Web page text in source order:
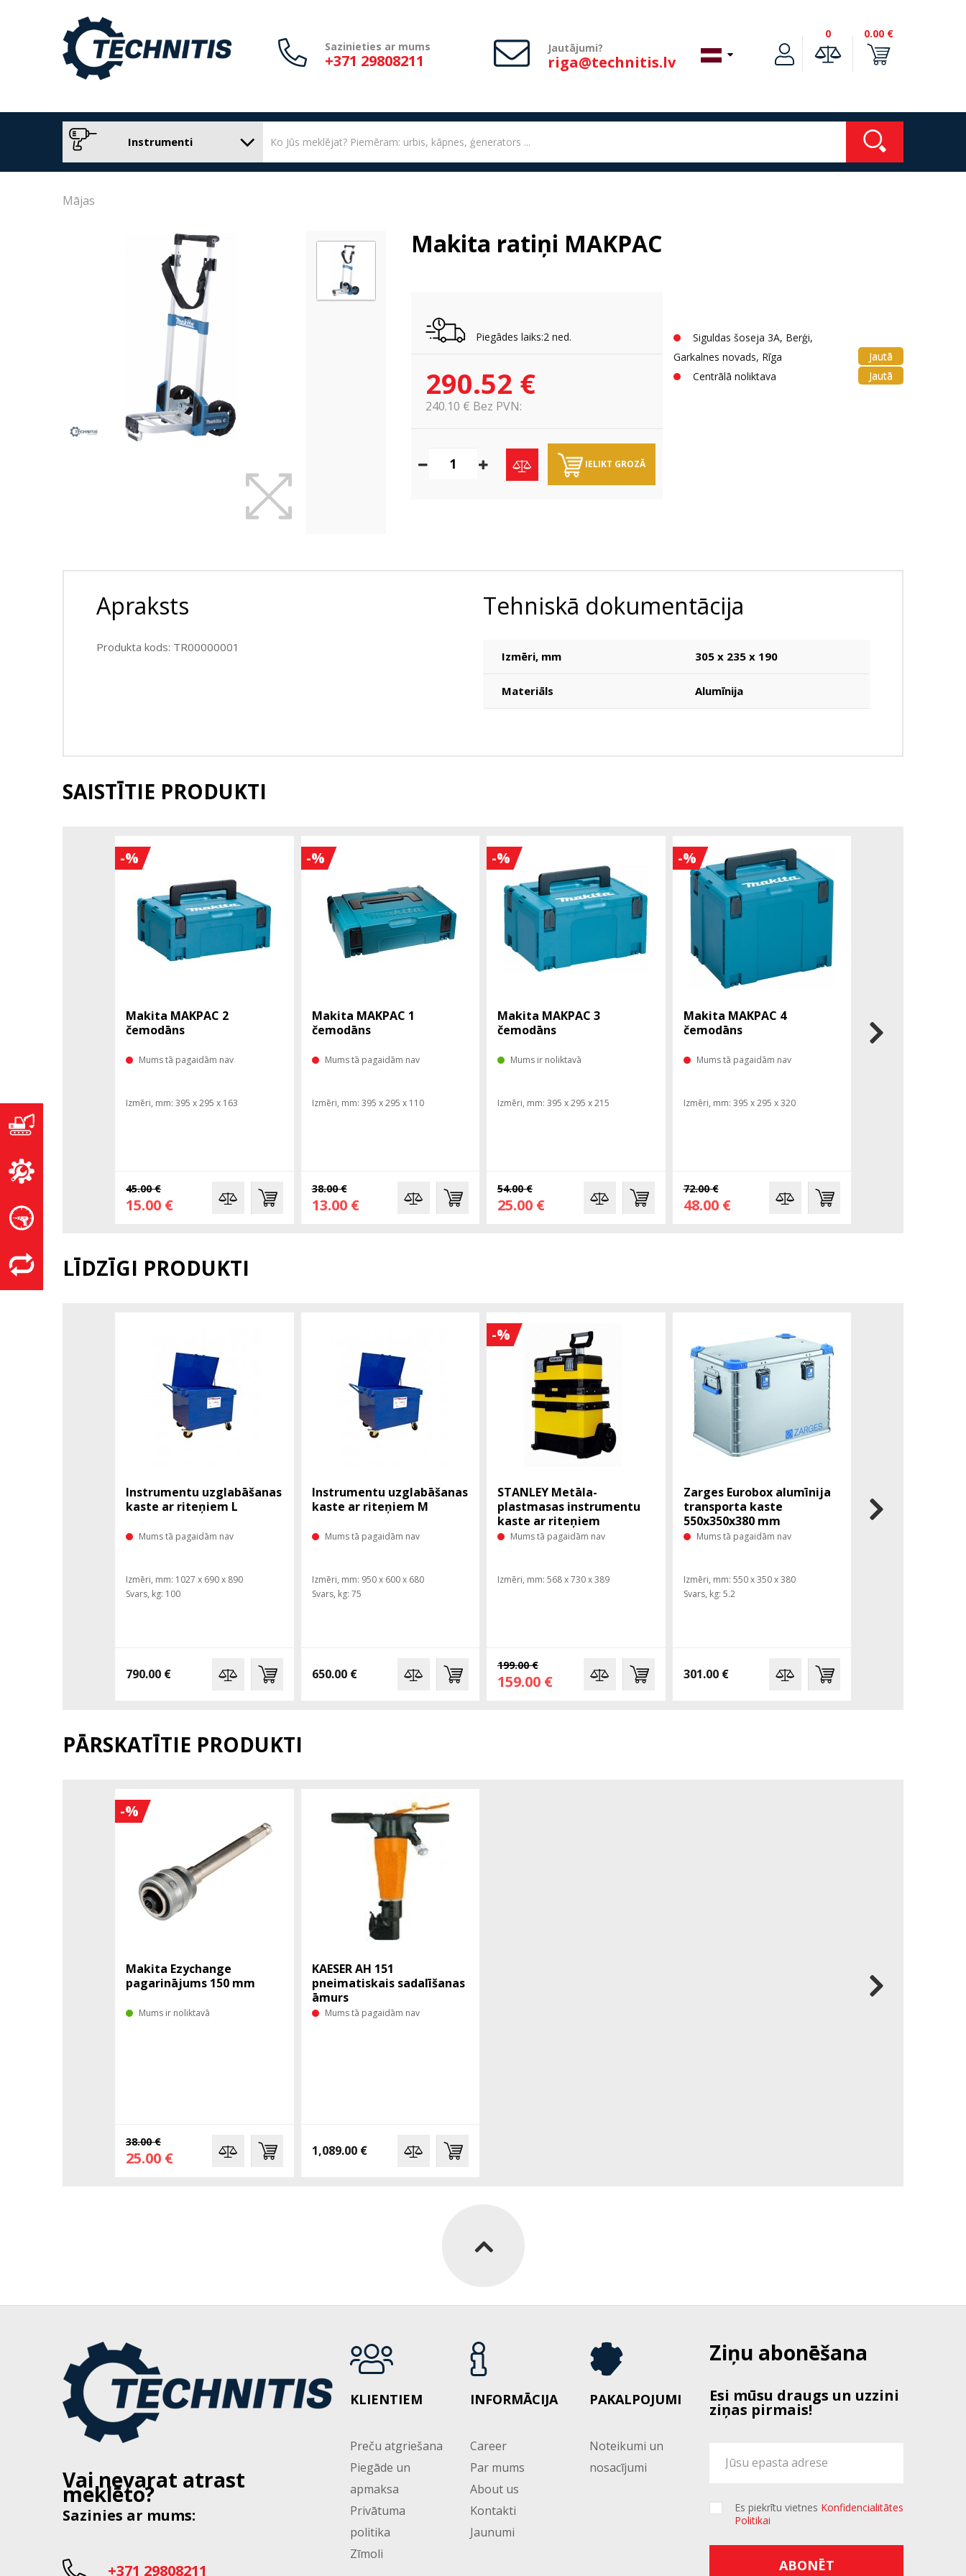
Sazinieties ar mums
+371 29808211
Jautājumi?
riga@technitis.lv
0 0.00 €
Instrumenti
Mājas
Makita ratiņi MAKPAC
Piegādes laiks:2 ned.
290.52 €
240.10 € Bez PVN:
IELIKT GROZĀ
Siguldas šoseja 3A, Berģi,
Garkalnes novads, Rīga
Jautā
Centrālā noliktava
Jautā
Apraksts
Produkta kods: TR00000001
Tehniskā dokumentācija
Izmēri, mm 305 x 235 x 190
Materiāls Alumīnija
SAISTĪTIE PRODUKTI
-%
Makita MAKPAC 2
čemodāns
Mums tā pagaidām nav
Izmēri, mm: 395 x 295 x 163
45.00 €
15.00 €
-%
Makita MAKPAC 1
čemodāns
Mums tā pagaidām nav
Izmēri, mm: 395 x 295 x 110
38.00 €
13.00 €
-%
Makita MAKPAC 3
čemodāns
Mums ir noliktavā
Izmēri, mm: 395 x 295 x 215
54.00 €
25.00 €
-%
Makita MAKPAC 4
čemodāns
Mums tā pagaidām nav
Izmēri, mm: 395 x 295 x 320
72.00 €
48.00 €
LĪDZĪGI PRODUKTI
Instrumentu uzglabāšanas
kaste ar riteņiem L
Mums tā pagaidām nav
Izmēri, mm: 1027 x 690 x 890
Svars, kg: 100
790.00 €
Instrumentu uzglabāšanas
kaste ar riteņiem M
Mums tā pagaidām nav
Izmēri, mm: 950 x 600 x 680
Svars, kg: 75
650.00 €
-%
STANLEY Metāla-
plastmasas instrumentu
kaste ar riteņiem
Mums tā pagaidām nav
Izmēri, mm: 568 x 730 x 389
199.00 €
159.00 €
Zarges Eurobox alumīnija
transporta kaste
550x350x380 mm
Mums tā pagaidām nav
Izmēri, mm: 550 x 350 x 380
Svars, kg: 5.2
301.00 €
1150x250x220
PĀRSKATĪTIE PRODUKTI
-%
Makita Ezychange
pagarinājums 150 mm
Mums ir noliktavā
38.00 €
25.00 €
KAESER AH 151
pneimatiskais sadalīšanas
āmurs
Mums tā pagaidām nav
1,089.00 €
Vai nevarat atrast
meklēto?
Sazinies ar mums:
+371 29808211
KLIENTIEM
Preču atgriešana
Piegāde un
apmaksa
Privātuma
politika
Zīmoli
INFORMĀCIJA
Career
Par mums
About us
Kontakti
Jaunumi
PAKALPOJUMI
Noteikumi un
nosacījumi
Ziņu abonēšana
Esi mūsu draugs un uzzini
ziņas pirmais!
Es piekrītu vietnes Konfidencialitātes
Politikai
ABONĒT